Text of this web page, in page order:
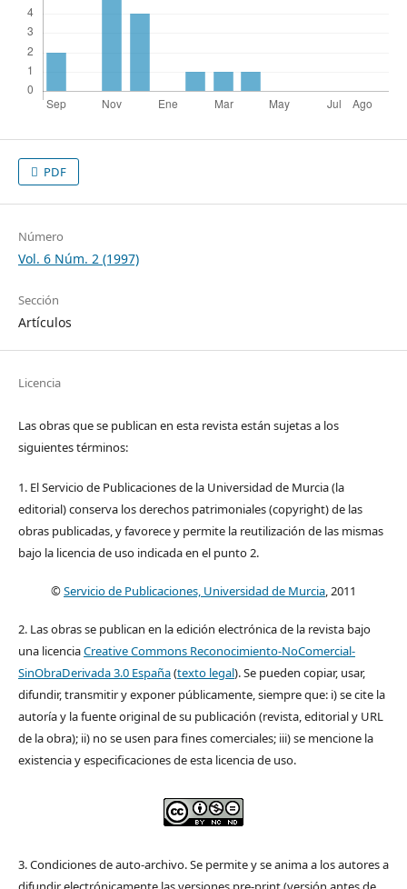
PDF
Número
Vol. 6 Núm. 2 (1997)
Sección
Artículos
Licencia
Las obras que se publican en esta revista están sujetas a los
siguientes términos:
1. El Servicio de Publicaciones de la Universidad de Murcia (la
editorial) conserva los derechos patrimoniales (copyright) de las
obras publicadas, y favorece y permite la reutilización de las mismas
bajo la licencia de uso indicada en el punto 2.
©Servicio de Publicaciones, Universidad de Murcia, 2011
2. Las obras se publican en la edición electrónica de la revista bajo
una licenciaCreative Commons Reconocimiento-NoComercial-
SinObraDerivada 3.0 España(texto legal). Se pueden copiar, usar,
difundir, transmitir y exponer públicamente, siempre que: i) se cite la
autoría y la fuente original de su publicación (revista, editorial y URL
de la obra); ii) no se usen para fines comerciales; iii) se mencione la
existencia y especificaciones de esta licencia de uso.
3. Condiciones de auto-archivo. Se permite y se anima a los autores a